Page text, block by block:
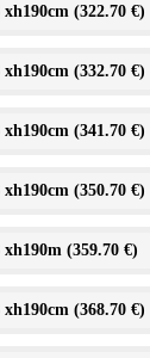
(322.70 €)
(332.70 €)
(341.70 €)
(350.70 €)
(359.70 €)
(368.70 €)